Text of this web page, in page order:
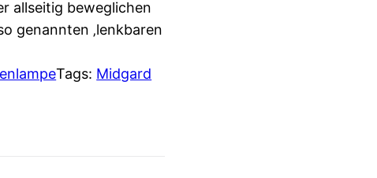
allseitig beweglichen
genannten ‚lenkbaren
Tags: Midgard